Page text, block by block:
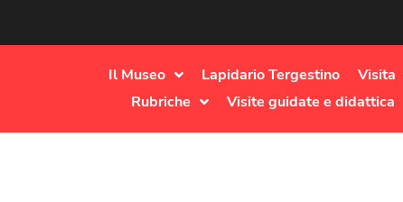
Il Museo Lapidario Tergestino Visita
Rubriche
Visite guidate e didattica